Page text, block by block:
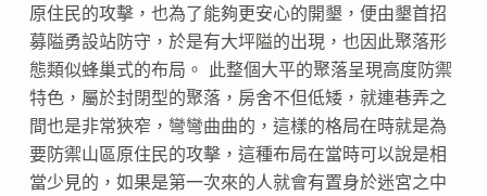
原住民的攻擊，也為了能夠更安心的開墾，便由墾首招
募隘勇設站防守，於是有大坪隘的出現，也因此聚落形
態類似蜂巢式的布局。 此整個大平的聚落呈現高度防禦
特色，屬於封閉型的聚落，房舍不但低矮，就連巷弄之
間也是非常狹窄，彎彎曲曲的，這樣的格局在時就是為
要防禦山區原住民的攻擊，這種布局在當時可以說是相
當少見的，如果是第一次來的人就會有置身於迷宮之中